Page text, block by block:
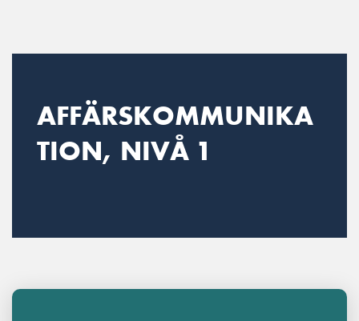
AFFÄRSKOMMUNIKA
TION, NIVÅ 1